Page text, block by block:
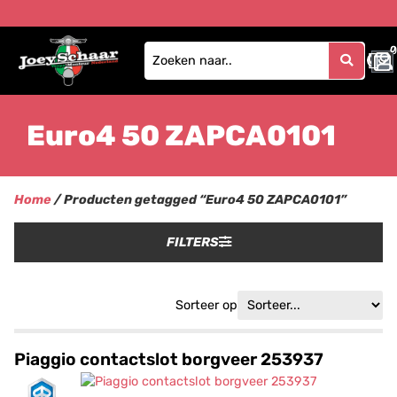
0
0
Euro4 50 ZAPCA0101
Home/ Producten getagged “Euro4 50 ZAPCA0101”
FILTERS
Sorteer op
Piaggio contactslot borgveer 253937